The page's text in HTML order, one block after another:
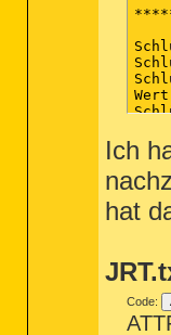
-\\
-\\
Ich
hat
Code: